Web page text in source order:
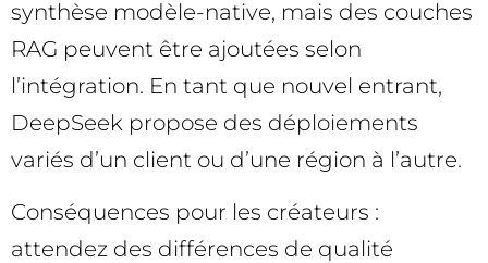
synthèse modèle-native, mais des couches
RAG peuvent être ajoutées selon
l’intégration. En tant que nouvel entrant,
DeepSeek propose des déploiements
variés d’un client ou d’une région à l’autre.
Conséquences pour les créateurs :
attendez des différences de qualité